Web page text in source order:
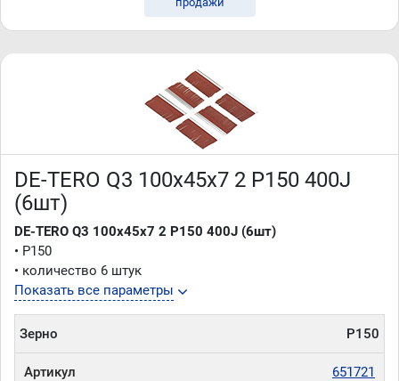
DE-TERO Q3 100х45х7 2 P150 400J
(6шт)
DE-TERO Q3 100х45х7 2 P150 400J (6шт)
• P150
• количество 6 штук
Показать все параметры
Зерно P150
Артикул 651721